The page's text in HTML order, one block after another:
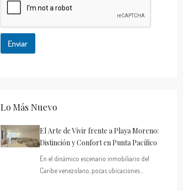
i
c
Enviar
Lo Más Nuevo
El Arte de Vivir frente a Playa Moreno:
Distinción y Confort en Punta Pacífico
En el dinámico escenario inmobiliario del
Caribe venezolano, pocas ubicaciones…